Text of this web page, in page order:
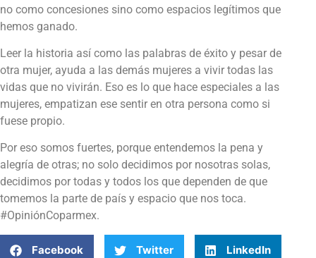
no como concesiones sino como espacios legítimos que
hemos ganado.
Leer la historia así como las palabras de éxito y pesar de
otra mujer, ayuda a las demás mujeres a vivir todas las
vidas que no vivirán. Eso es lo que hace especiales a las
mujeres, empatizan ese sentir en otra persona como si
fuese propio.
Por eso somos fuertes, porque entendemos la pena y
alegría de otras; no solo decidimos por nosotras solas,
decidimos por todas y todos los que dependen de que
tomemos la parte de país y espacio que nos toca.
#OpiniónCoparmex.
Facebook Twitter LinkedIn